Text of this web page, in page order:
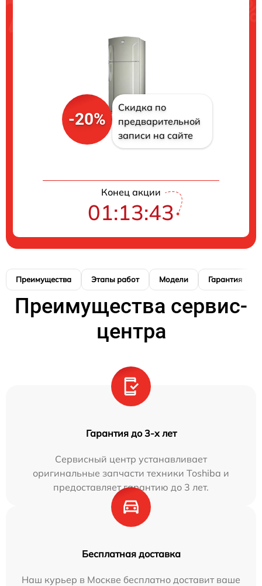
-20%
Скидка по
предварительной
записи на сайте
Конец акции
01:13:42
Преимущества Этапы работ Модели Гарантия
Преимущества сервис-
центра
Гарантия до 3-х лет
Сервисный центр устанавливает
оригинальные запчасти техники Toshiba и
предоставляет гарантию до 3 лет.
Бесплатная доставка
Наш курьер в Москве бесплатно доставит ваше